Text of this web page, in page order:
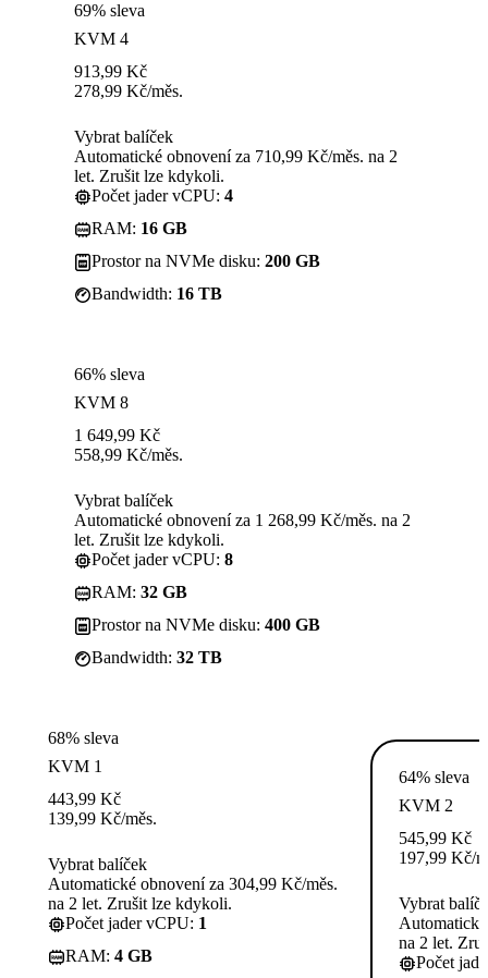
69% sleva
KVM 4
913,99 Kč
278,99 Kč/měs.
Vybrat balíček
Automatické obnovení za 710,99 Kč/měs. na 2
let. Zrušit lze kdykoli.
Počet jader vCPU: 4
RAM: 16 GB
Prostor na NVMe disku: 200 GB
Bandwidth: 16 TB
66% sleva
KVM 8
1 649,99 Kč
558,99 Kč/měs.
Vybrat balíček
Automatické obnovení za 1 268,99 Kč/měs. na 2
let. Zrušit lze kdykoli.
Počet jader vCPU: 8
RAM: 32 GB
Prostor na NVMe disku: 400 GB
Bandwidth: 32 TB
68% sleva
KVM 1
443,99 Kč
139,99 Kč/měs.
Vybrat balíček
Automatické obnovení za 304,99 Kč/měs.
na 2 let. Zrušit lze kdykoli.
Počet jader vCPU: 1
RAM: 4 GB
64% sleva
KVM 2
545,99 Kč
197,99 Kč/
Vybrat
na 2 let.
Počet